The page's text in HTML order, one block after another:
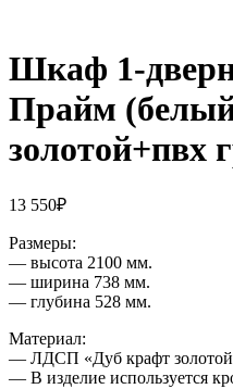
Шкаф 1-
Прайм
золотой+пвх
13 550₽
Размеры:
— высота 2100 мм.
— ширина 738 мм.
— глубина 528 мм.
Материал:
— ЛДСП «Дуб крафт
— В изделие используется